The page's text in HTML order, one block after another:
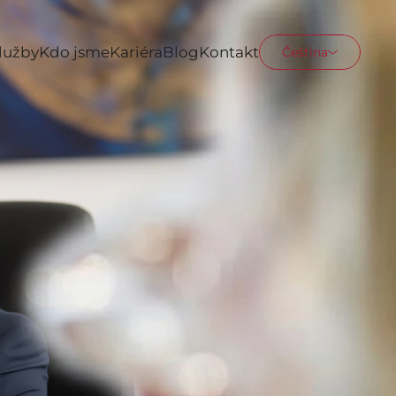
Kdo jsmeKariéraBlog Kontakt Čeština